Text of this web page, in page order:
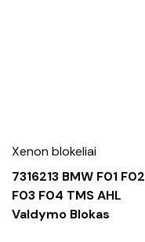
Xenon blokeliai
7316213 BMW F01 F02
F03 F04 TMS AHL
Valdymo Blokas